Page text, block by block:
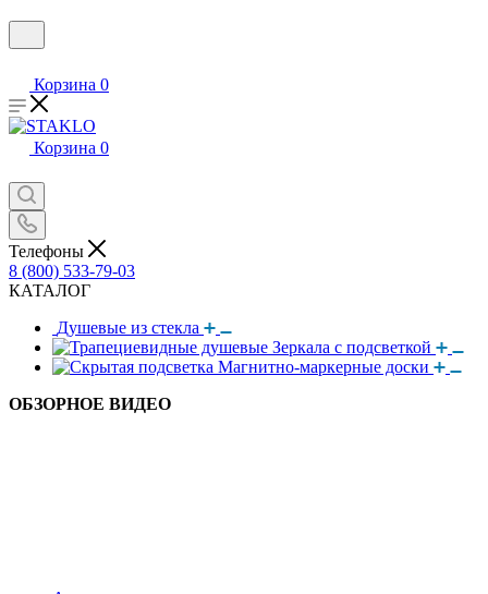
Корзина 0
Корзина 0
Телефоны
8 (800) 533-79-03
КАТАЛОГ
Душевые из стекла
Зеркала с подсветкой
Магнитно-маркерные доски
ОБЗОРНОЕ ВИДЕО